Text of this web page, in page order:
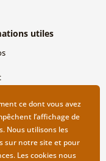
utiles
ce dont vous avez
l’affichage de
Nous utilisons les
sur notre site et pour
Les cookies nous